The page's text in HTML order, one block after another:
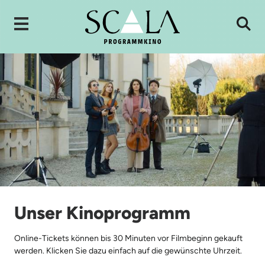
Unser Kinoprogramm
Online-Tickets können bis 30 Minuten vor Filmbeginn gekauft
werden. Klicken Sie dazu einfach auf die gewünschte Uhrzeit.